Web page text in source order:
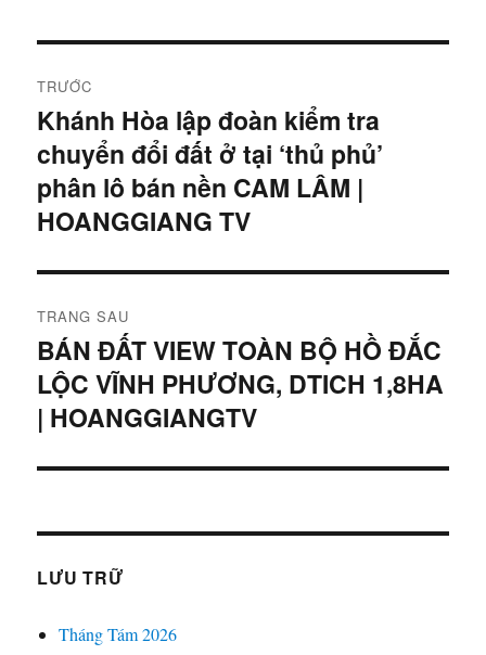
hướng
bài
viết
TRƯỚC
Bài
viết
trước:
Khánh Hòa lập đoàn kiểm tra
chuyển đổi đất ở tại ‘thủ phủ’
phân lô bán nền CAM LÂM |
HOANGGIANG TV
TRANG SAU
Bài
tiếp
theo:
BÁN ĐẤT VIEW TOÀN BỘ HỒ ĐẮC
LỘC VĨNH PHƯƠNG, DTICH 1,8HA
| HOANGGIANGTV
LƯU TRỮ
Tháng Tám 2026